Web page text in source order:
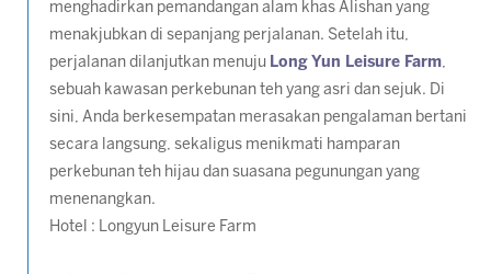
menghadirkan pemandangan alam khas Alishan yang
menakjubkan di sepanjang perjalanan. Setelah itu,
perjalanan dilanjutkan menuju Long Yun Leisure Farm,
sebuah kawasan perkebunan teh yang asri dan sejuk. Di
sini, Anda berkesempatan merasakan pengalaman bertani
secara langsung, sekaligus menikmati hamparan
perkebunan teh hijau dan suasana pegunungan yang
menenangkan.
Hotel : Longyun Leisure Farm